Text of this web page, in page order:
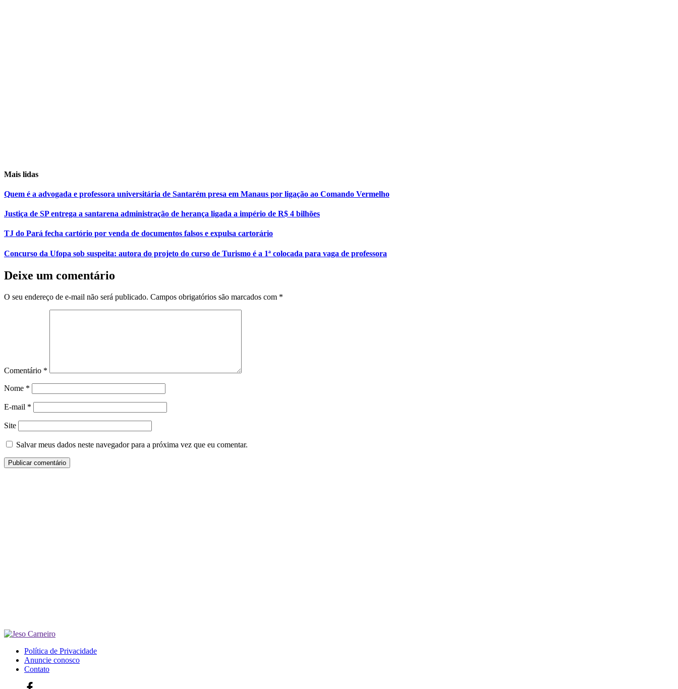
Mais lidas
Quem é a advogada e professora universitária de Santarém presa em Manaus por ligação ao Comando Vermelho
Justiça de SP entrega a santarena administração de herança ligada a império de R$ 4 bilhões
TJ do Pará fecha cartório por venda de documentos falsos e expulsa cartorário
Concurso da Ufopa sob suspeita: autora do projeto do curso de Turismo é a 1ª colocada para vaga de professora
Deixe um comentário
O seu endereço de e-mail não será publicado. Campos obrigatórios são marcados com *
Comentário *
Nome *
E-mail *
Site
Salvar meus dados neste navegador para a próxima vez que eu comentar.
Política de Privacidade
Anuncie conosco
Contato